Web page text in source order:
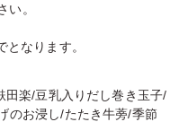
い。
なります。
楽/豆乳入りだし巻き玉子/
のお浸し/たたき牛蒡/季節